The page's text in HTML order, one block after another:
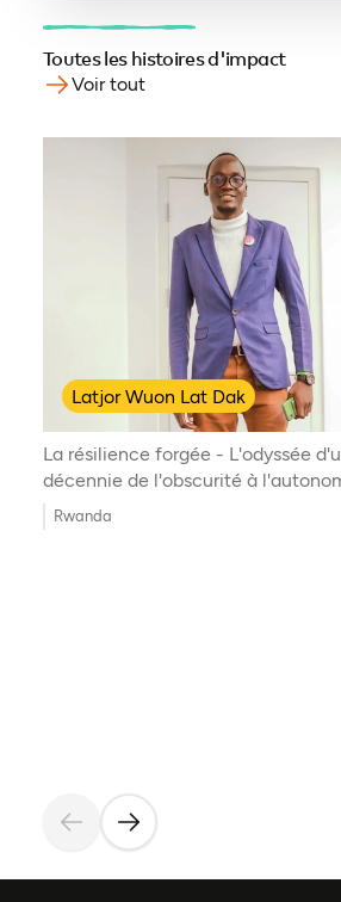
Toutes les histoires d'impact
Voir tout
Latjor Wuon Lat Dak
La résilience forgée - L'odyssée
décennie de l'obscurité à
Rwanda